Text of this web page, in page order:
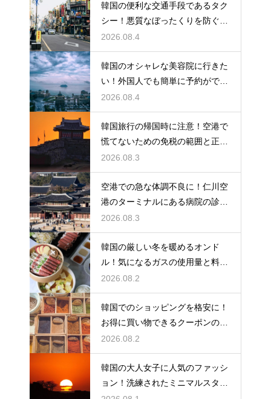
韓国の便利な交通手段であるタク
シー！悪質なぼったくりを防ぐ確
実な対策
2026.08.4
韓国のオシャレな美容院に行きた
い！外国人でも簡単に予約ができ
るアプリ
2026.08.4
韓国旅行の帰国時に注意！空港で
慌てないための免税の範囲と正し
い計算
2026.08.3
空港での急な体調不良に！仁川空
港のターミナルにある病院の診療
時間
2026.08.3
韓国の厳しい冬を暖めるオンド
ル！気になるガスの使用量と料金
の目安
2026.08.2
韓国でのショッピングを格安に！
お得に買い物できるクーポンの賢
い探し方
2026.08.2
韓国の大人女子に人気のファッシ
ョン！洗練されたミニマルスタイ